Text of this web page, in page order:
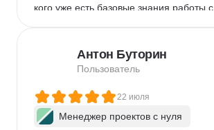
кого уже есть базовые знания работы с
Антон Буторин
Пользователь
22 июля
Менеджер проектов с нуля